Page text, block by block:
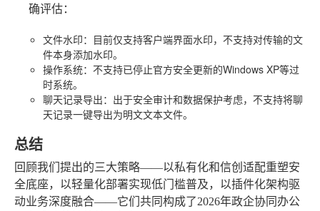
确评估：
文件水印：目前仅支持客户端界面水印，不支持对传输的文
件本身添加水印。
操作系统：不支持已停止官方安全更新的Windows XP等过
时系统。
聊天记录导出：出于安全审计和数据保护考虑，不支持将聊
天记录一键导出为明文文本文件。
总结
回顾我们提出的三大策略——以私有化和信创适配重塑安
全底座，以轻量化部署实现低门槛普及，以插件化架构驱
动业务深度融合——它们共同构成了2026年政企协同办公